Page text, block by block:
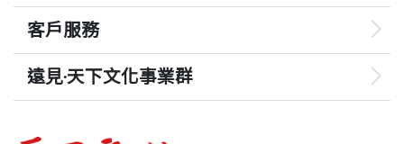
客戶服務
遠見‧天下文化事業群